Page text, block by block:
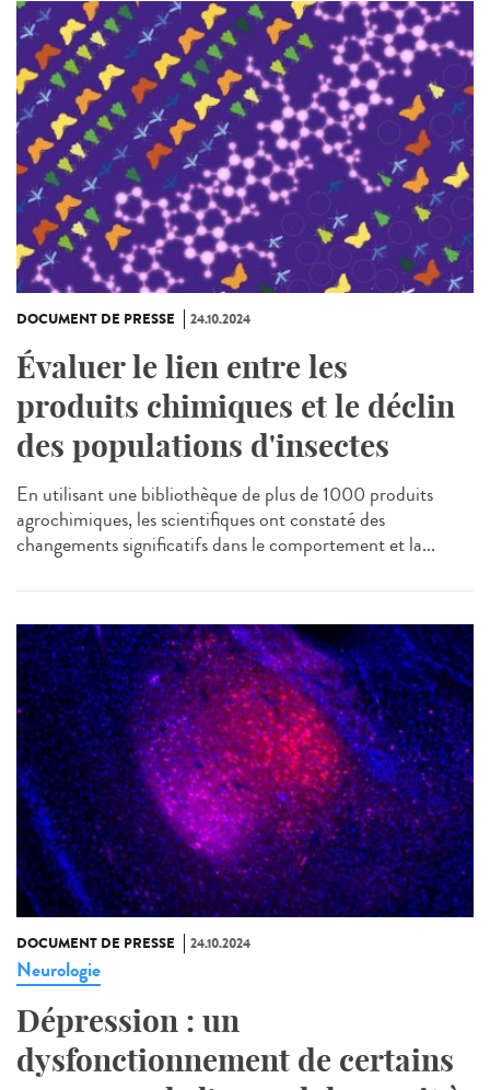
DOCUMENT DE PRESSE 24.10.2024
Évaluer le lien entre les
produits chimiques et le déclin
des populations d'insectes
En utilisant une bibliothèque de plus de 1000 produits
agrochimiques, les scientifiques ont constaté des
changements significatifs dans le comportement et la...
DOCUMENT DE PRESSE 24.10.2024
Neurologie
Dépression : un
dysfonctionnement de certains